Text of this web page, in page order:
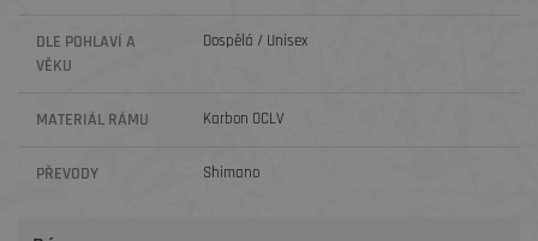
DLE POHLAVÍ A
VĚKU
Dospělá / Unisex
MATERIÁL RÁMU Karbon OCLV
PŘEVODY Shimano